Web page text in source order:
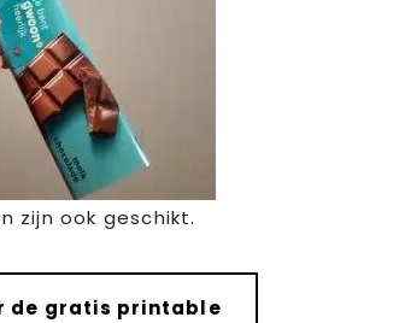
zijn ook geschikt.
de gratis printable